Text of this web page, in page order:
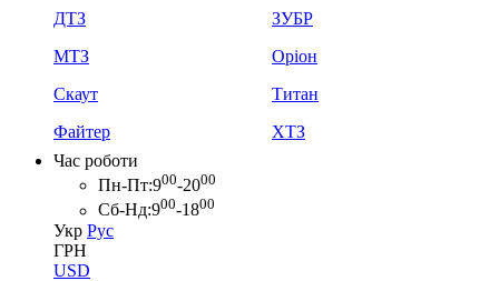
ДТЗ
ЗУБР
МТЗ
Оріон
Скаут
Титан
Файтер
ХТЗ
Час роботи
Пн-Пт:900-2000
Сб-Нд:900-1800
Укр Рус
ГРН
USD